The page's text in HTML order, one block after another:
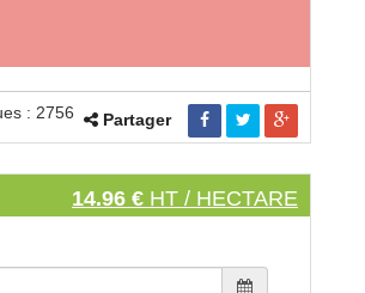
: 2756 Partager
14.96 € HT / HECTARE